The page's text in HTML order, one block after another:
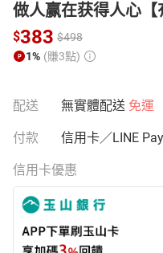
做人赢在获得人心【
$383 $498
1% (賺3點)
配送 無實體配送 免運
付款 信用卡／LINE
信用卡優惠